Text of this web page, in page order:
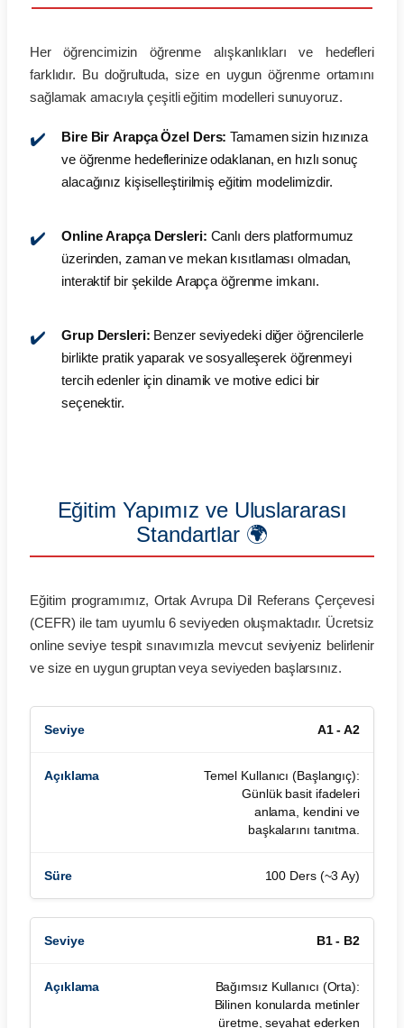
Her öğrencimizin öğrenme alışkanlıkları ve hedefleri
farklıdır. Bu doğrultuda, size en uygun öğrenme ortamını
sağlamak amacıyla çeşitli eğitim modelleri sunuyoruz.
Bire Bir Arapça Özel Ders: Tamamen sizin hızınıza
ve öğrenme hedeflerinize odaklanan, en hızlı sonuç
alacağınız kişiselleştirilmiş eğitim modelimizdir.
Online Arapça Dersleri: Canlı ders platformumuz
üzerinden, zaman ve mekan kısıtlaması olmadan,
interaktif bir şekilde Arapça öğrenme imkanı.
Grup Dersleri: Benzer seviyedeki diğer öğrencilerle
birlikte pratik yaparak ve sosyalleşerek öğrenmeyi
tercih edenler için dinamik ve motive edici bir
seçenektir.
Eğitim Yapımız ve Uluslararası
Standartlar 🌍
Eğitim programımız, Ortak Avrupa Dil Referans Çerçevesi
(CEFR) ile tam uyumlu 6 seviyeden oluşmaktadır. Ücretsiz
online seviye tespit sınavımızla mevcut seviyeniz belirlenir
ve size en uygun gruptan veya seviyeden başlarsınız.
A1 - A2
Temel Kullanıcı (Başlangıç):
Günlük basit ifadeleri
anlama, kendini ve
başkalarını tanıtma.
100 Ders (~3 Ay)
B1 - B2
Bağımsız Kullanıcı (Orta):
Bilinen konularda metinler
üretme, seyahat ederken